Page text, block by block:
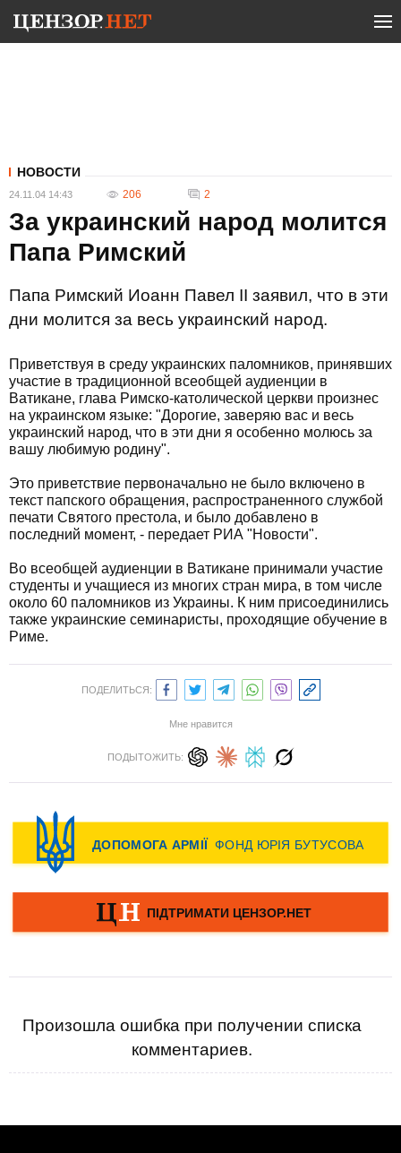
НОВОСТИ
24.11.04 14:43 206 2
За украинский народ молится
Папа Римский
Папа Римский Иоанн Павел II заявил, что в эти
дни молится за весь украинский народ.
Приветствуя в среду украинских паломников, принявших
участие в традиционной всеобщей аудиенции в
Ватикане, глава Римско-католической церкви произнес
на украинском языке: "Дорогие, заверяю вас и весь
украинский народ, что в эти дни я особенно молюсь за
вашу любимую родину".
Это приветствие первоначально не было включено в
текст папского обращения, распространенного службой
печати Святого престола, и было добавлено в
последний момент, - передает РИА "Новости".
Во всеобщей аудиенции в Ватикане принимали участие
студенты и учащиеся из многих стран мира, в том числе
около 60 паломников из Украины. К ним присоединились
также украинские семинаристы, проходящие обучение в
Риме.
ПОДЕЛИТЬСЯ:
Мне нравится
ПОДЫТОЖИТЬ:
Произошла ошибка при получении списка
комментариев.